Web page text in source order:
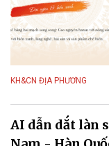
KH&CN ĐỊA PHƯƠNG
AI dẫn dắt làn